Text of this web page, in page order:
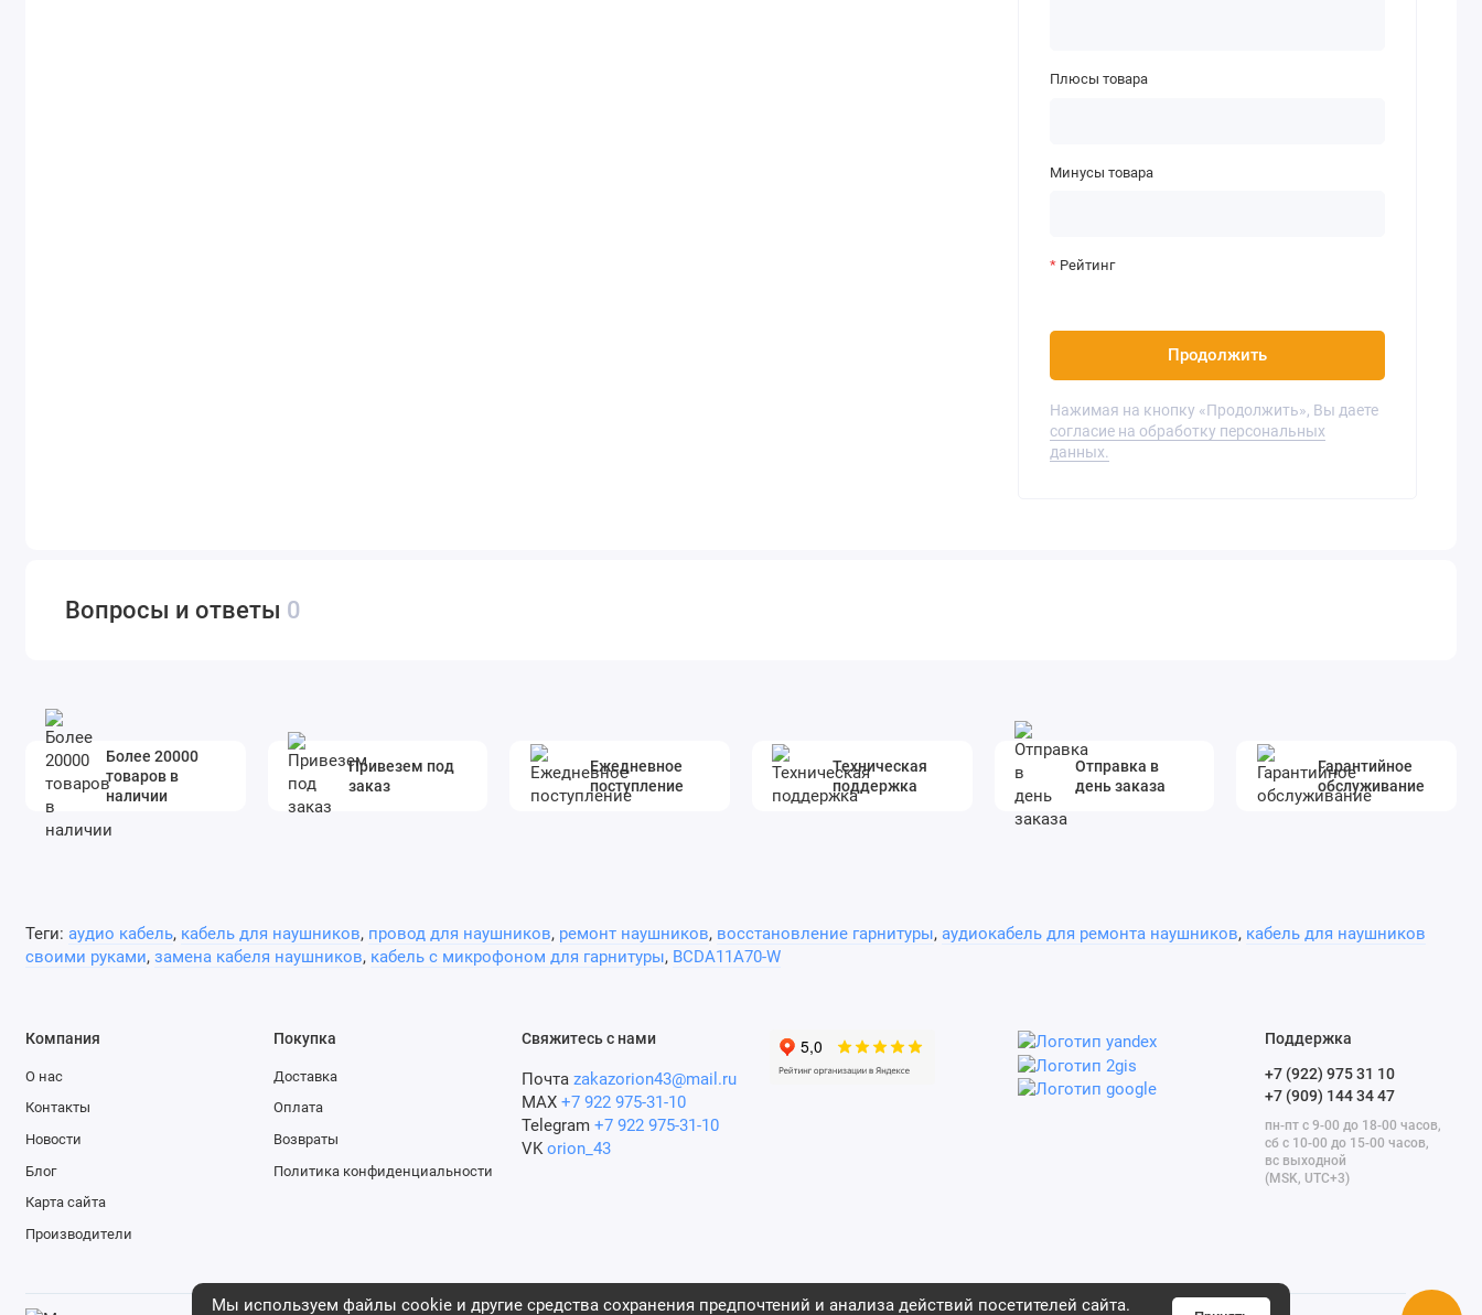
Плюсы товара
Минусы товара
Рейтинг
Продолжить
Нажимая на кнопку «Продолжить», Вы даете
согласие на обработку персональных
данных.
Вопросы и ответы 0
Более 20000
товаров в
наличии
Привезем под
заказ
Ежедневное
поступление
Техническая
поддержка
Отправка в
день заказа
Гарантийное
обслуживание
Теги: aудио кабель, кабель для наушников, провод для наушников, ремонт наушников, восстановление гарнитуры, аудиокабель для ремонта наушников, кабель для наушников
своими руками, замена кабеля наушников, кабель с микрофоном для гарнитуры, BCDA11A70-W
Мы используем файлы cookie и другие средства сохранения предпочтений и анализа действий посетителей сайта.
Компания
О нас
Контакты
Новости
Блог
Карта сайта
Производители
Покупка
Доставка
Оплата
Возвраты
Политика конфиденциальности
Свяжитесь с нами
Почта zakazorion43@mail.ru
MAX +7 922 975-31-10
Telegram +7 922 975-31-10
VK orion_43
Поддержка
+7 (922) 975 31 10
+7 (909) 144 34 47
пн-пт с 9-00 до 18-00 часов,
сб с 10-00 до 15-00 часов,
вс выходной
(MSK, UTC+3)